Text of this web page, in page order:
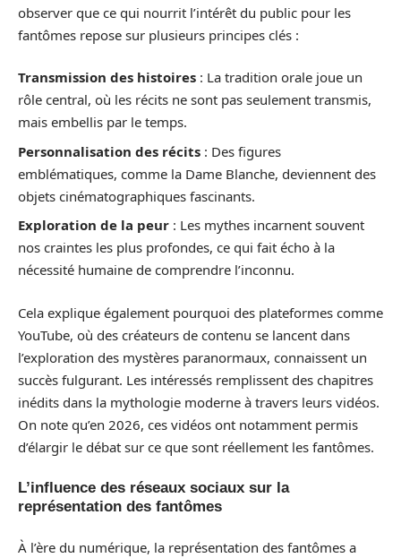
observer que ce qui nourrit l’intérêt du public pour les
fantômes repose sur plusieurs principes clés :
Transmission des histoires : La tradition orale joue un
rôle central, où les récits ne sont pas seulement transmis,
mais embellis par le temps.
Personnalisation des récits : Des figures
emblématiques, comme la Dame Blanche, deviennent des
objets cinématographiques fascinants.
Exploration de la peur : Les mythes incarnent souvent
nos craintes les plus profondes, ce qui fait écho à la
nécessité humaine de comprendre l’inconnu.
Cela explique également pourquoi des plateformes comme
YouTube, où des créateurs de contenu se lancent dans
l’exploration des mystères paranormaux, connaissent un
succès fulgurant. Les intéressés remplissent des chapitres
inédits dans la mythologie moderne à travers leurs vidéos.
On note qu’en 2026, ces vidéos ont notamment permis
d’élargir le débat sur ce que sont réellement les fantômes.
L’influence des réseaux sociaux sur la
représentation des fantômes
À l’ère du numérique, la représentation des fantômes a